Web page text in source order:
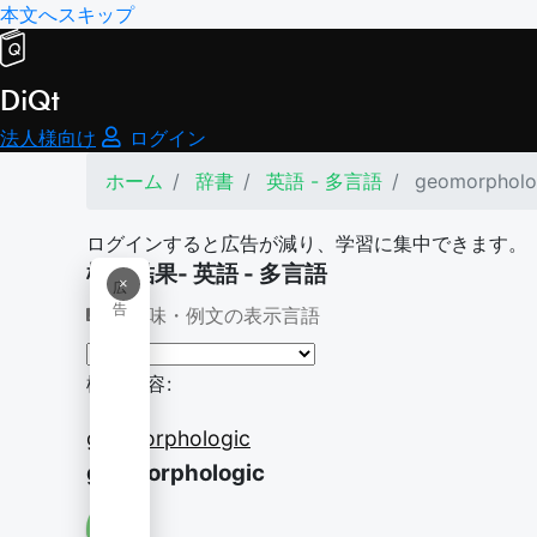
本文へスキップ
DiQt
法人様向け
ログイン
ホーム
辞書 英語 - 多言語
ログインすると広告が減り、学習に集中できます。
×
広
告
検索結果- 英語 - 多言語
意味・例文の表示言語
検索内容:
geomorphologic
geomorphologic